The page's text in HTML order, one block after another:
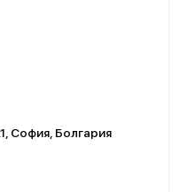
София, Болгария